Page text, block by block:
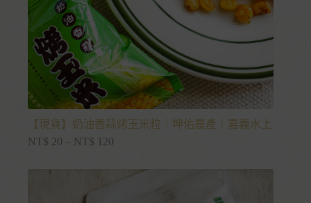
【現貨】奶油香蒜烤玉米粒｜坤佑農產｜嘉義水上
NT$ 20 – NT$ 120